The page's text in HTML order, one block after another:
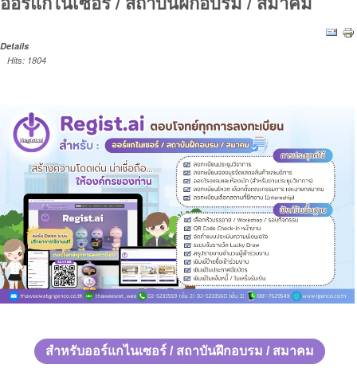
Details
Hits: 1804
สำหรับออร์แกไนเซอร์ / สถาบันฝึกอบรม / สมาคม